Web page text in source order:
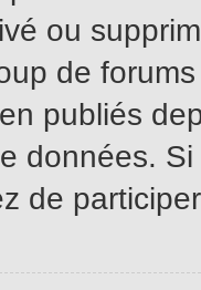
ou
de
publiés
données.
de